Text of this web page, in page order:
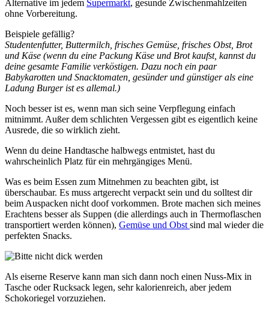
Alternative im jedem Supermarkt, gesunde Zwischenmahlzeiten
ohne Vorbereitung.
Beispiele gefällig?
Studentenfutter, Buttermilch, frisches Gemüse, frisches Obst, Brot
und Käse (wenn du eine Packung Käse und Brot kaufst, kannst du
deine gesamte Familie verköstigen. Dazu noch ein paar
Babykarotten und Snacktomaten, gesünder und günstiger als eine
Ladung Burger ist es allemal.)
Noch besser ist es, wenn man sich seine Verpflegung einfach
mitnimmt. Außer dem schlichten Vergessen gibt es eigentlich keine
Ausrede, die so wirklich zieht.
Wenn du deine Handtasche halbwegs entmistet, hast du
wahrscheinlich Platz für ein mehrgängiges Menü.
Was es beim Essen zum Mitnehmen zu beachten gibt, ist
überschaubar. Es muss artgerecht verpackt sein und du solltest dir
beim Auspacken nicht doof vorkommen. Brote machen sich meines
Erachtens besser als Suppen (die allerdings auch in Thermoflaschen
transportiert werden können), Gemüse und Obstsind mal wieder die
perfekten Snacks.
Als eiserne Reserve kann man sich dann noch einen Nuss-Mix in
Tasche oder Rucksack legen, sehr kalorienreich, aber jedem
Schokoriegel vorzuziehen.